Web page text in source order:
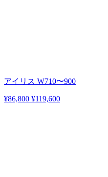
アイリス W710〜900
¥86,800 ¥119,600